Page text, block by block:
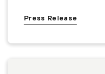
Press Release